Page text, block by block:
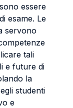
essere
esame. Le
servono
tali
e future di
la
studenti
e